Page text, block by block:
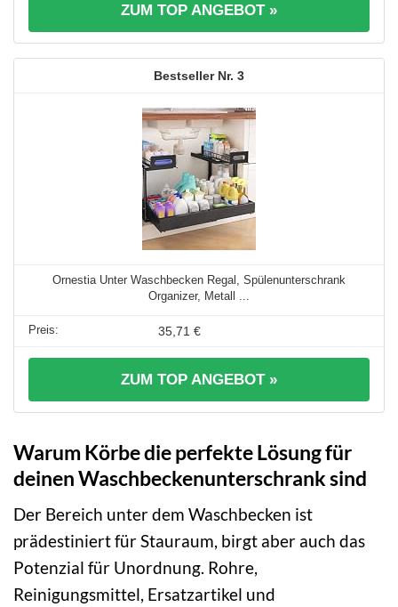
ZUM TOP ANGEBOT »
3
Ornestia Unter Waschbecken Regal, Spülenunterschrank
Organizer, Metall ...
35,71 €
ZUM TOP ANGEBOT »
Warum Körbe die perfekte Lösung für
deinen Waschbeckenunterschrank sind
Der Bereich unter dem Waschbecken ist
prädestiniert für Stauraum, birgt aber auch das
Potenzial für Unordnung. Rohre,
Reinigungsmittel, Ersatzartikel und